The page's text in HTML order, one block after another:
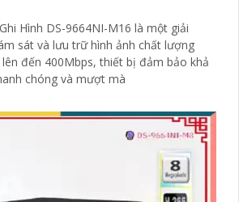
Hình DS-9664NI-M16 là một giải
sát và lưu trữ hình ảnh chất lượng
chóng và mượt mà